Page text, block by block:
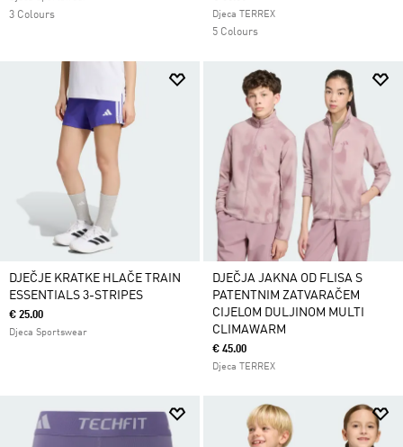
3 Colours Djeca TERREX
5 Colours
DJEČJE KRATKE HLAČE TRAIN
ESSENTIALS 3-STRIPES
€ 25.00
Djeca Sportswear
DJEČJA JAKNA OD FLISA S
PATENTNIM ZATVARAČEM
CIJELOM DULJINOM MULTI
CLIMAWARM
€ 45.00
Djeca TERREX